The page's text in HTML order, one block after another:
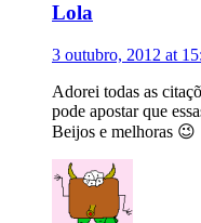
Lola
3 outubro, 2012 at
Adorei todas as
pode apostar que
Beijos e melhoras 😉